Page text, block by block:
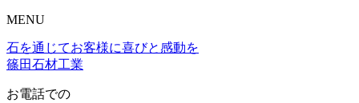
MENU
石を通じてお客様に喜びと感動を
篠田石材工業
お電話での